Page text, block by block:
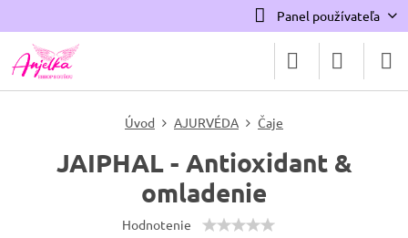
Panel používateľa
Úvod AJURVÉDA Čaje
JAIPHAL - Antioxidant &
omladenie
Hodnotenie